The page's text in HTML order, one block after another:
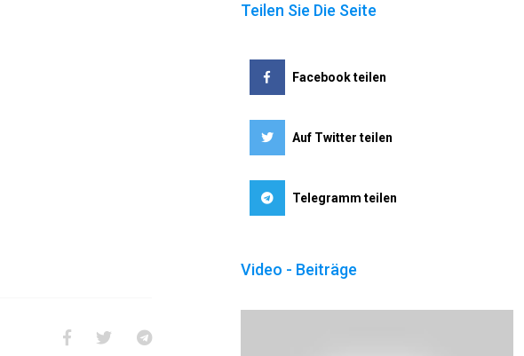
Teilen Sie Die Seite
Facebook teilen
Auf Twitter teilen
Telegramm teilen
Video - Beiträge